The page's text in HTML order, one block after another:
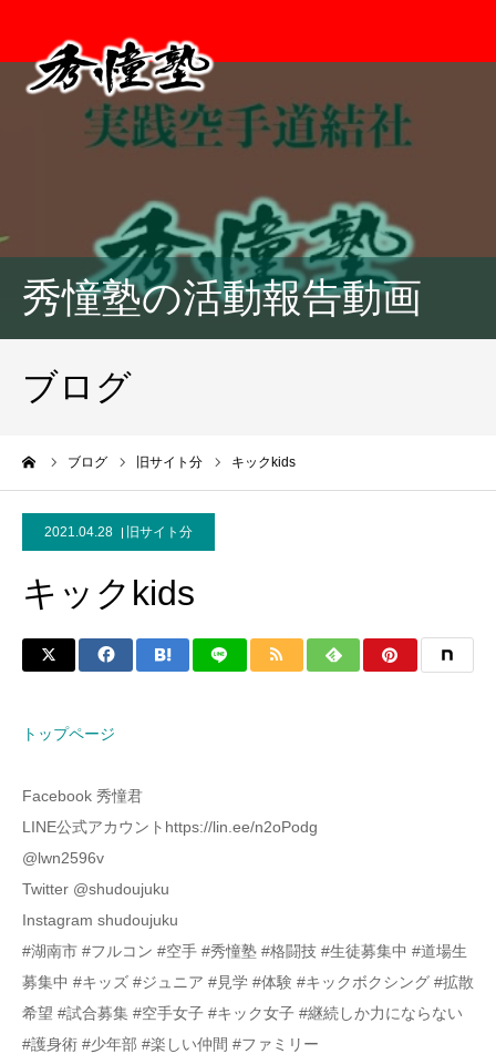
秀憧塾の活動報告動画
ブログ
ブログ 旧サイト分 キックkids
2021.04.28 旧サイト分
キックkids
トップページ
Facebook 秀憧君
LINE公式アカウントhttps://lin.ee/n2oPodg
@lwn2596v
Twitter @shudoujuku
Instagram shudoujuku
#湖南市 #フルコン #空手 #秀憧塾 #格闘技 #生徒募集中 #道場生
募集中 #キッズ #ジュニア #見学 #体験 #キックボクシング #拡散
希望 #試合募集 #空手女子 #キック女子 #継続しか力にならない
#護身術 #少年部 #楽しい仲間 #ファミリー